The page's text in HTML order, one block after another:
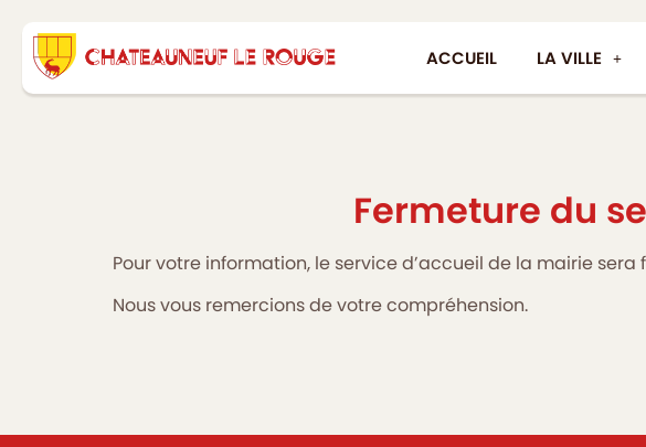
ACCUEIL LA VILLE
Fermeture du
Pour votre information, le service d’accueil de la mairie
Nous vous remercions de votre compréhension.